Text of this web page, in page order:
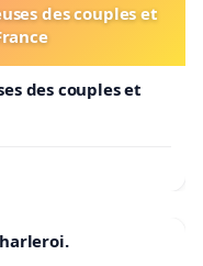
des couples et
des couples et